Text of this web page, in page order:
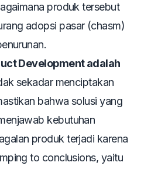
produk tersebut
adopsi pasar (chasm)
Development adalah
sekadar menciptakan
bahwa solusi yang
kebutuhan
produk terjadi karena
to conclusions, yaitu